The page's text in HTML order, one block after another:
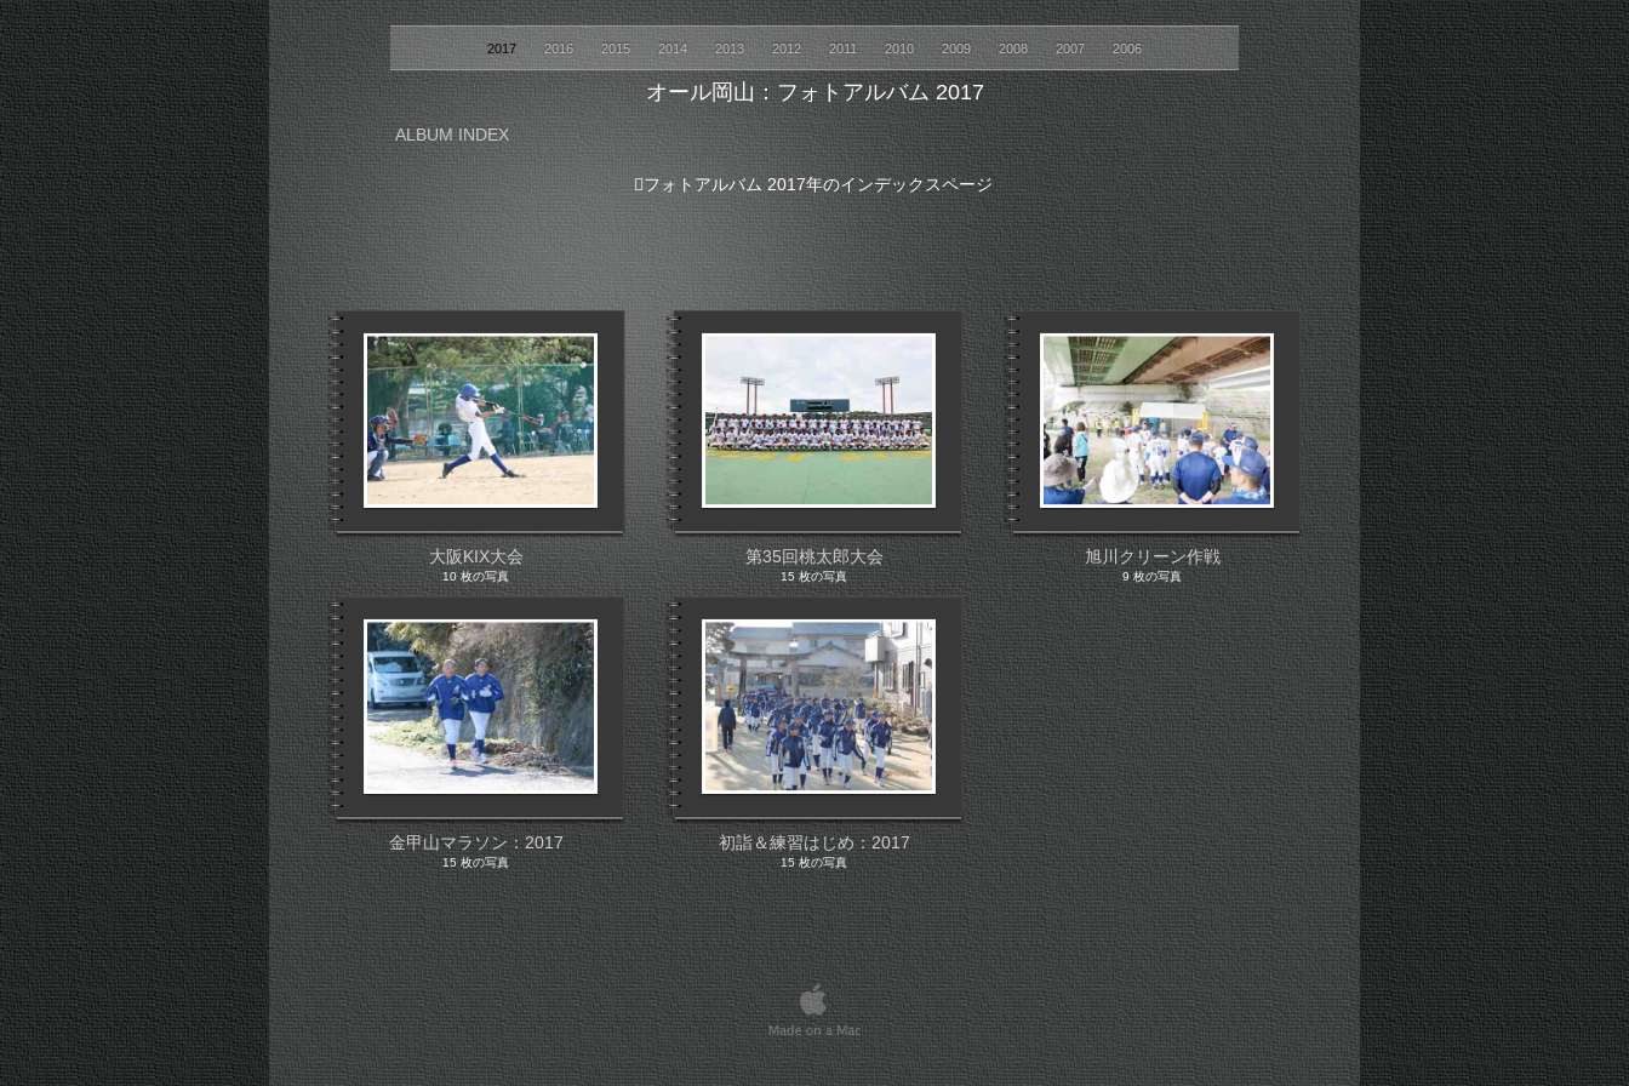
2017 2016 2015 2014 2013 2012 2011 2010 2009 2008 2007 2006
オール岡山：フォトアルバム2017
大阪KIX大会
10 枚の写真
第35回桃太郎大会
15 枚の写真
旭川クリーン作戦
9 枚の写真
金甲山マラソン：2017
15 枚の写真
初詣＆練習はじめ：2017
15 枚の写真
フォトアルバム 2017年のインデックスページ
ALBUM INDEX